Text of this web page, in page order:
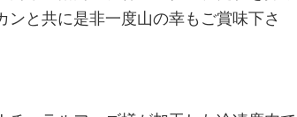
ンと共に是非一度山の幸もご賞味下さ